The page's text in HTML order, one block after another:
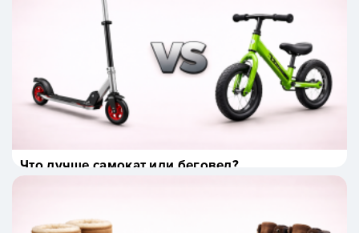
Что лучше самокат или беговел?